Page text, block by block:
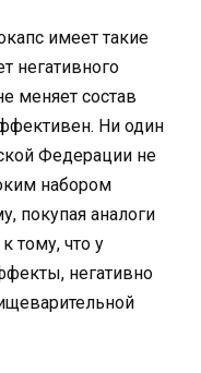
имеет такие
негативного
меняет состав
Ни один
Федерации не
набором
покупая аналоги
тому, что у
негативно